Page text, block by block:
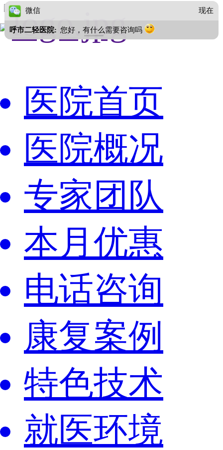
医院首页
医院概况
专家团队
本月优惠
电话咨询
康复案例
特色技术
就医环境
微信 现在
呼市二轻医院: 您好，有什么需要咨询吗